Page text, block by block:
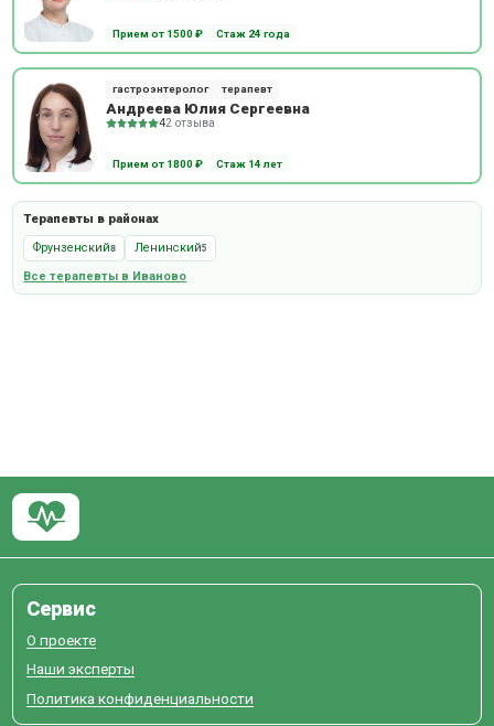
Прием от 1500 ₽ Стаж 24 года
гастроэнтеролог терапевт
Андреева Юлия Сергеевна
42 отзыва
Прием от 1800 ₽ Стаж 14 лет
Терапевты в районах
Фрунзенский8 Ленинский5
Все терапевты в Иваново
Сервис
О проекте
Наши эксперты
Политика конфиденциальности